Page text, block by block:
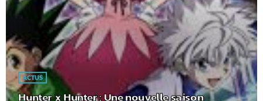
ACTUS
Hunter x Hunter : Une nouvelle saison